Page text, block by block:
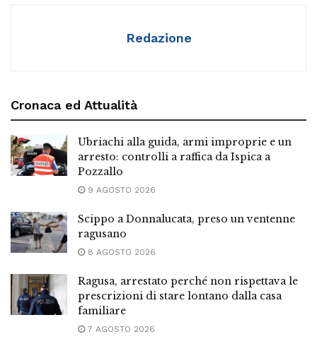
Redazione
Cronaca ed Attualità
Ubriachi alla guida, armi improprie e un
arresto: controlli a raffica da Ispica a
Pozzallo
9 AGOSTO 2026
Scippo a Donnalucata, preso un ventenne
ragusano
8 AGOSTO 2026
Ragusa, arrestato perché non rispettava le
prescrizioni di stare lontano dalla casa
familiare
7 AGOSTO 2026